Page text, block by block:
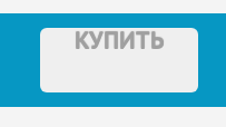
КУПИТЬ